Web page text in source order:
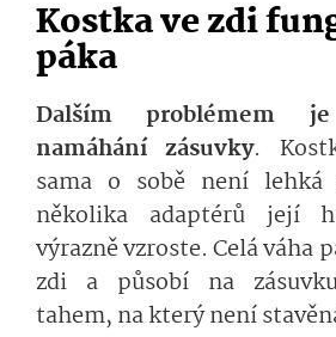
Kostka ve zdi
páka
Dalším problémem je
namáhání zásuvky.
sama o sobě není
několika adaptérů její
výrazně vzroste. Celá váha
zdi a působí na
tahem, na který není